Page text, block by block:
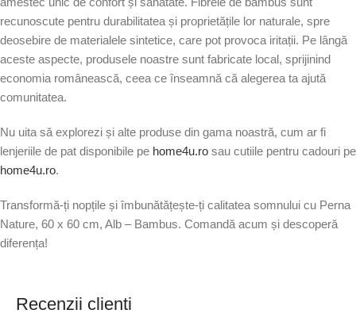
recunoscute pentru durabilitatea și proprietățile lor naturale, spre
deosebire de materialele sintetice, care pot provoca iritații. Pe lângă
aceste aspecte, produsele noastre sunt fabricate local, sprijinind
economia românească, ceea ce înseamnă că alegerea ta ajută
comunitatea.
Nu uita să explorezi și alte produse din gama noastră, cum ar fi
lenjeriile de pat disponibile pe home4u.ro sau cutiile pentru cadouri pe
home4u.ro.
Transformă-ți nopțile și îmbunătățește-ți calitatea somnului cu Perna
Nature, 60 x 60 cm, Alb – Bambus. Comandă acum și descoperă
diferența!
Recenzii clienti